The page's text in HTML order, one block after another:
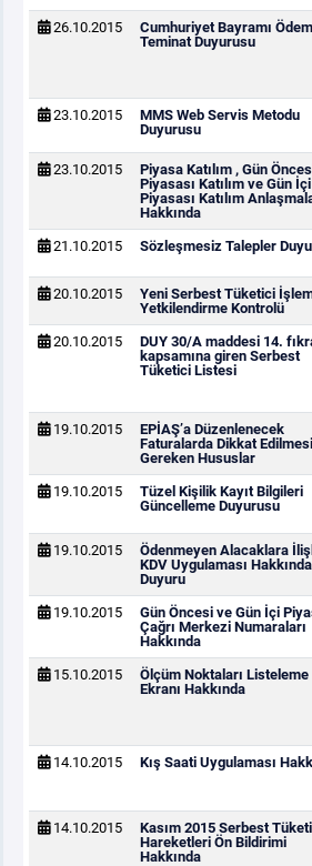
26.10.2015
Cumhuriyet Bayramı
Teminat Duyurusu
23.10.2015
MMS Web Servis Metodu
Duyurusu
23.10.2015
Piyasa Katılım , Gün
Piyasası Katılım ve Gün İçi
Piyasası Katılım
Hakkında
21.10.2015 Sözleşmesiz Talepler
20.10.2015
Yeni Serbest Tüketici
Yetkilendirme Kontrolü
20.10.2015
DUY 30/A maddesi 14.
kapsamına giren Serbest
Tüketici Listesi
19.10.2015
EPİAŞ’a Düzenlenecek
Faturalarda Dikkat Edilmesi
Gereken Hususlar
19.10.2015
Tüzel Kişilik Kayıt Bilgileri
Güncelleme Duyurusu
19.10.2015
Ödenmeyen Alacaklara
KDV Uygulaması Hakkında
Duyuru
19.10.2015
Gün Öncesi ve Gün İçi
Çağrı Merkezi Numaraları
Hakkında
15.10.2015
Ölçüm Noktaları Listeleme
Ekranı Hakkında
14.10.2015 Kış Saati Uygulaması
14.10.2015
Kasım 2015 Serbest
Hareketleri Ön Bildirimi
Hakkında